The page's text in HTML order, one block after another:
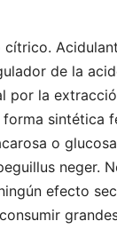
de la
por la
sintética
o
neger.
efecto